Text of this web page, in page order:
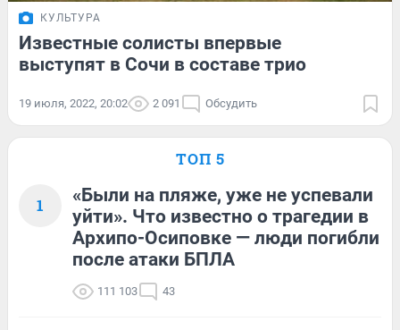
КУЛЬТУРА
Известные солисты впервые
выступят в Сочи в составе трио
19 июля, 2022, 20:02 2 091 Обсудить
ТОП 5
1
«Были на пляже, уже не успевали
уйти». Что известно о трагедии в
Архипо-Осиповке — люди погибли
после атаки БПЛА
111 103 43